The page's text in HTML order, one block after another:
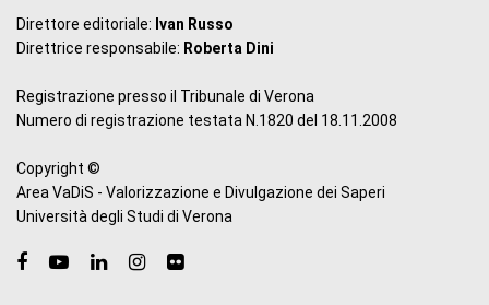
Direttore editoriale: Ivan Russo
Direttrice responsabile: Roberta Dini
Registrazione presso il Tribunale di Verona
Numero di registrazione testata N.1820 del 18.11.2008
Copyright ©
Area VaDiS - Valorizzazione e Divulgazione dei Saperi
Università degli Studi di Verona